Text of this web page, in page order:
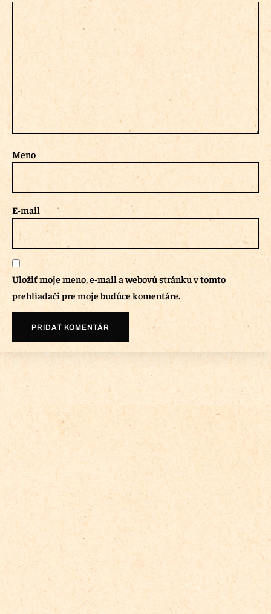
Meno
E-mail
Uložiť moje meno, e-mail a webovú stránku v tomto
prehliadači pre moje budúce komentáre.